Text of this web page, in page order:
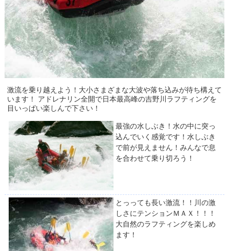
激流を乗り越えよう！大小さまざまな大波や落ち込みが待ち構えて
います！ アドレナリン全開で日本最高峰の吉野川ラフティングを
目いっぱい楽しんで下さい！
最強の水しぶき！水の中に突っ
込んでいく感覚です！水しぶき
で前が見えません！みんなで息
を合わせて乗り切ろう！
とっっても長い激流！！川の激
しさにテンションＭＡＸ！！！
大自然のラフティングを楽しめ
ます！